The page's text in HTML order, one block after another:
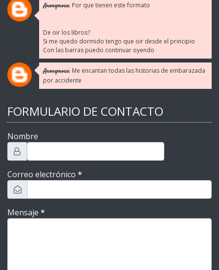
Anonymous: Por que tienen este formato
De oir los libros?
Si me quedo dormido tengo que oir desde el principio
Con las barras puedo continuar oyendo
Anonymous: Me encantan todas las historias de embarazada
por accidente
FORMULARIO DE CONTACTO
Nombre
Correo electrónico *
Mensaje *